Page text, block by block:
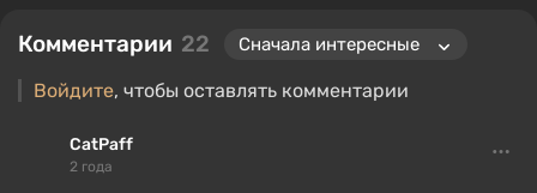
Комментарии 22
Войдите, чтобы оставлять комментарии
CatPaff
2 года